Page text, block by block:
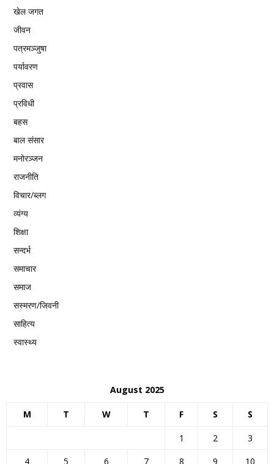
खेल जगत
जीवन
पत्रमञ्जुषा
पर्यावरण
प्रवास
प्रविधी
बहस
बाल संसार
मनोरञ्जन
राजनीति
विचार/ब्लग
व्यंग्य
शिक्षा
सन्दर्भ
समाचार
समाज
सस्मरण/जिवनी
साहित्य
स्वास्थ्य
August 2025
M T W T F S S
1 2
3
4
5 6 7 8 9
10